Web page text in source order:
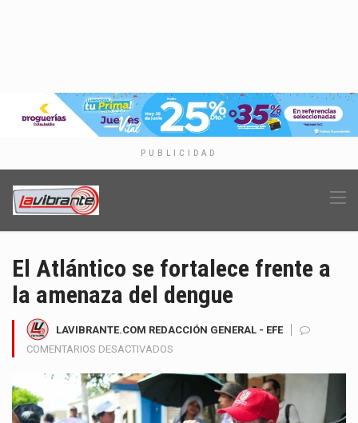
PUBLICIDAD
El Atlántico se fortalece frente a
la amenaza del dengue
LAVIBRANTE.COM REDACCIÓN GENERAL - EFE
COMENTARIOS DESACTIVADOS
ATLÁNTICO
FORTALECE